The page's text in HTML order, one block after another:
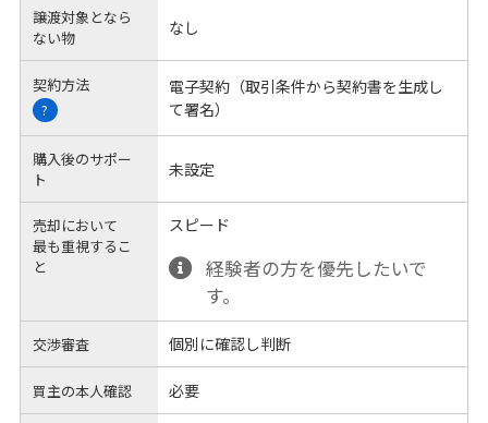
譲渡対象となら
ない物
なし
契約方法
?
電子契約（取引条件から契約書を生成し
て署名）
購入後のサポー
ト
未設定
売却において
最も重視するこ
と
スピード
経験者の方を優先したいで
す。
交渉審査 個別に確認し判断
買主の本人確認 必要